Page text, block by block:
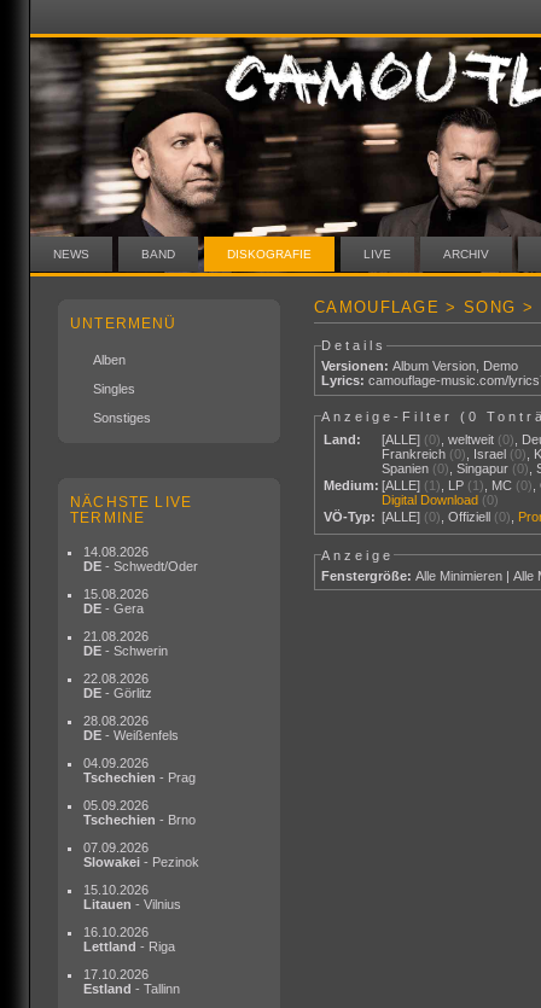
NEWS BAND DISKOGRAFIE LIVE ARCHIV
UNTERMENÜ
Alben
Singles
Sonstiges
NÄCHSTE LIVE
TERMINE
14.08.2026
DE - Schwedt/Oder
15.08.2026
DE - Gera
21.08.2026
DE - Schwerin
22.08.2026
DE - Görlitz
28.08.2026
DE - Weißenfels
04.09.2026
Tschechien - Prag
05.09.2026
Tschechien - Brno
07.09.2026
Slowakei - Pezinok
15.10.2026
Litauen - Vilnius
16.10.2026
Lettland - Riga
17.10.2026
Estland - Tallinn
CAMOUFLAGE > SONG >
Details
Versionen: Album Version, Demo
Lyrics: camouflage-music.com/
Anzeige-Filter (0
Land:
[ALLE] (0) ,weltweit (0)
Frankreich (0) Israel (0)
Spanien (0) ,Singapur (0) ,
Medium: [ALLE] (1) LP (1) MC (0) ,
Digital Download (0)
VÖ-Typ: [ALLE] (0) ,Offiziell (0)
Anzeige
Fenstergröße: Alle Minimieren |Alle